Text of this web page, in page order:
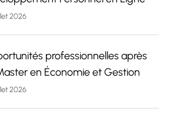
2026
professionnelles après
en Économie et Gestion
2026